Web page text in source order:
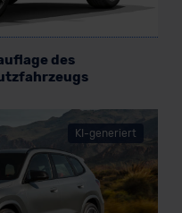
des
KI-generiert